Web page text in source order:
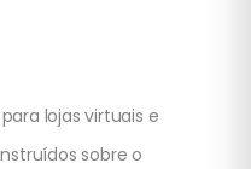
lojas virtuais e
sobre o